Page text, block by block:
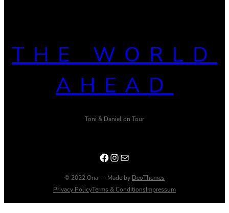
THE WORLD
AHEAD
Toni & Daniel on Tour
Facebook Instagram E-Mail
© 2022 Ona — Made by DeoThemes
Privacy PolicyTerms & ConditionsImpressum